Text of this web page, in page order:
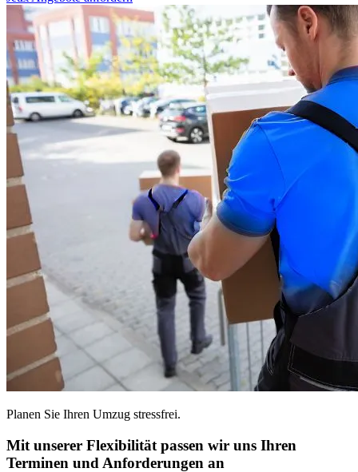
Planen Sie Ihren Umzug stressfrei.
Mit unserer Flexibilität passen wir uns Ihren
Terminen und Anforderungen an